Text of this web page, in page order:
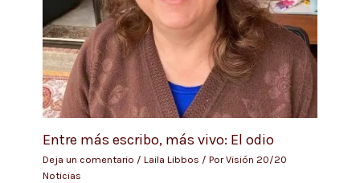
Entre más escribo, más vivo: El odio
Deja un comentario / Laila Libbos / PorVisión 20/20
Noticias